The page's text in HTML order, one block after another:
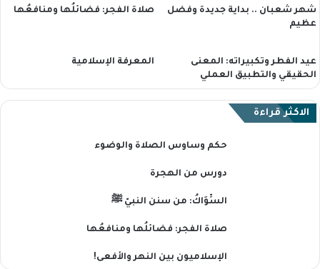
شهر شعبان .. بداية جديدة وفضل
عظيم
صلاة الفجر: فضائلُها ومنافعُها
عيد الفطر وتكبيراته: المعنى
الحقيقي والتطبيق العملي
المعرفة الإسلامية
الاكثر قراءة
حكم وساوس الصلاة والوضوء
دورس من الهجرة
السِّوَاكُ: من سنن النبيّ ﷺ
صلاة الفجر: فضائلُها ومنافعُها
الإسلاميون بين النهر والأفعى!